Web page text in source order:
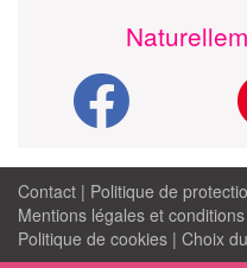
Contact | Politique de
Mentions légales et
Politique de cookies | Choix